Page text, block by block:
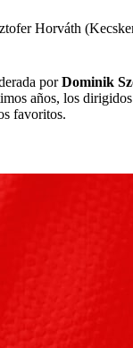
Horváth
porDominik
años, los
favoritos.